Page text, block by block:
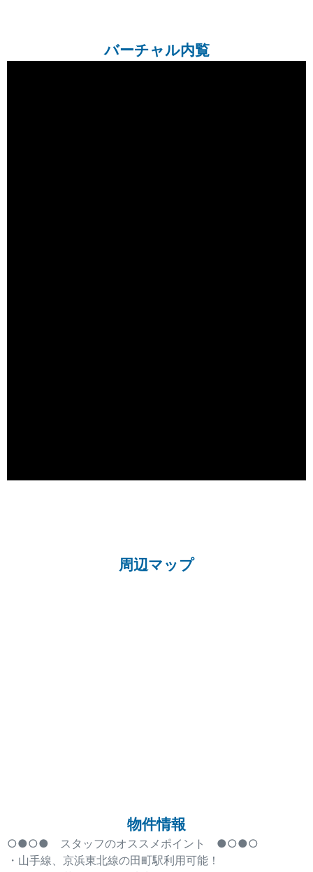
バーチャル内覧
周辺マップ
物件情報
○●○● スタッフのオススメポイント ●○●○
・山手線、京浜東北線の田町駅利用可能！